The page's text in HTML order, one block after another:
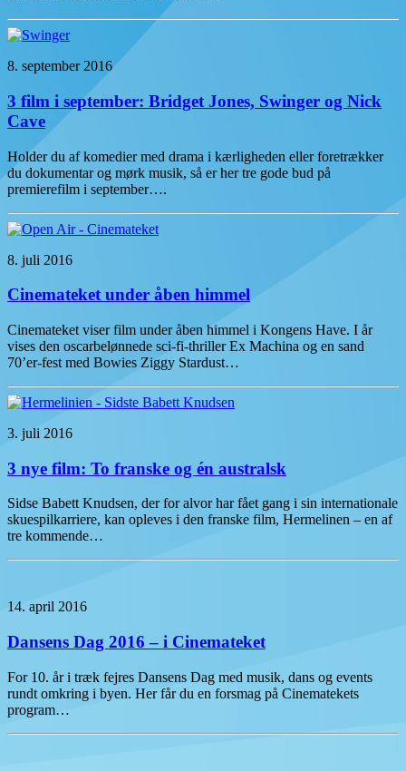
8. september 2016
3 film i september: Bridget Jones, Swinger og Nick
Cave
Holder du af komedier med drama i kærligheden eller foretrækker
du dokumentar og mørk musik, så er her tre gode bud på
premierefilm i september….
8. juli 2016
Cinemateket under åben himmel
Cinemateket viser film under åben himmel i Kongens Have. I år
vises den oscarbelønnede sci-fi-thriller Ex Machina og en sand
70’er-fest med Bowies Ziggy Stardust…
3. juli 2016
3 nye film: To franske og én australsk
Sidse Babett Knudsen, der for alvor har fået gang i sin internationale
skuespilkarriere, kan opleves i den franske film, Hermelinen – en af
tre kommende…
14. april 2016
Dansens Dag 2016 – i Cinemateket
For 10. år i træk fejres Dansens Dag med musik, dans og events
rundt omkring i byen. Her får du en forsmag på Cinematekets
program…